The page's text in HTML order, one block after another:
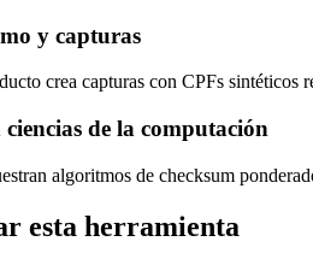
y capturas
crea capturas con CPFs sintéticos
de la computación
algoritmos de checksum
esta herramienta